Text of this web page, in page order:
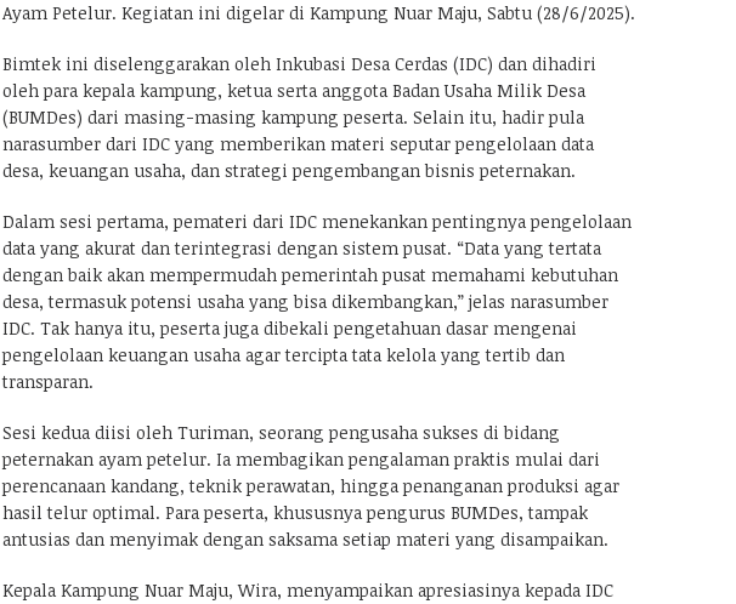
Ayam Petelur. Kegiatan ini digelar di Kampung Nuar Maju, Sabtu (28/6/2025).
Bimtek ini diselenggarakan oleh Inkubasi Desa Cerdas (IDC) dan dihadiri
oleh para kepala kampung, ketua serta anggota Badan Usaha Milik Desa
(BUMDes) dari masing-masing kampung peserta. Selain itu, hadir pula
narasumber dari IDC yang memberikan materi seputar pengelolaan data
desa, keuangan usaha, dan strategi pengembangan bisnis peternakan.
Dalam sesi pertama, pemateri dari IDC menekankan pentingnya pengelolaan
data yang akurat dan terintegrasi dengan sistem pusat. “Data yang tertata
dengan baik akan mempermudah pemerintah pusat memahami kebutuhan
desa, termasuk potensi usaha yang bisa dikembangkan,” jelas narasumber
IDC. Tak hanya itu, peserta juga dibekali pengetahuan dasar mengenai
pengelolaan keuangan usaha agar tercipta tata kelola yang tertib dan
transparan.
Sesi kedua diisi oleh Turiman, seorang pengusaha sukses di bidang
peternakan ayam petelur. Ia membagikan pengalaman praktis mulai dari
perencanaan kandang, teknik perawatan, hingga penanganan produksi agar
hasil telur optimal. Para peserta, khususnya pengurus BUMDes, tampak
antusias dan menyimak dengan saksama setiap materi yang disampaikan.
Kepala Kampung Nuar Maju, Wira, menyampaikan apresiasinya kepada IDC